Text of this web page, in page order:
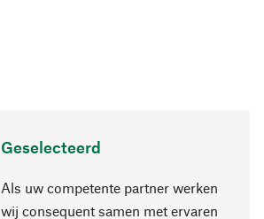
Geselecteerd
Als uw competente partner werken
wij consequent samen met ervaren